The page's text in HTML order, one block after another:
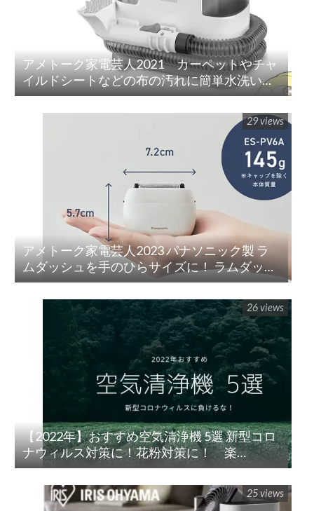
アメトーク家電芸人2021 カーペットやチャ
イルドシートなどの布の汚れに簡単水洗い！
「リンサークリーナー(RNS-P10-W)」
アメトーク家電芸人2023 パナソニック製 ラ
ムダッシュを手のひらサイズに！ ラムダッシ
ュ パームイン5枚刃(ES-PV3A-K)
29 views
【2022年】おすすめ空気清浄機 5選 新型コロ
ナウィルス対策に！花粉対策に！ 楽
天/Amazon/Yahoo/PayPay
26 views
25 views